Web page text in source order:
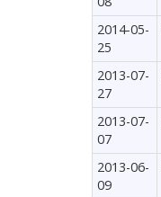
2014-05-
25
2013-07-
27
2013-07-
07
2013-06-
09